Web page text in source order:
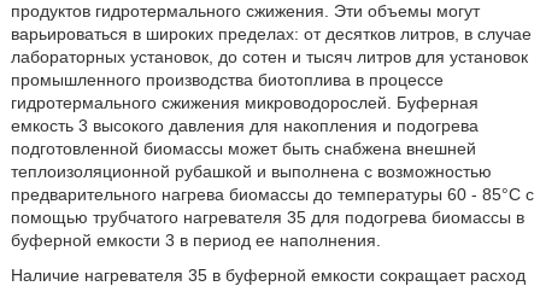
продуктов гидротермального сжижения. Эти объемы могут
варьироваться в широких пределах: от десятков литров, в случае
лабораторных установок, до сотен и тысяч литров для установок
промышленного производства биотоплива в процессе
гидротермального сжижения микроводорослей. Буферная
емкость 3 высокого давления для накопления и подогрева
подготовленной биомассы может быть снабжена внешней
теплоизоляционной рубашкой и выполнена с возможностью
предварительного нагрева биомассы до температуры 60 - 85°C с
помощью трубчатого нагревателя 35 для подогрева биомассы в
буферной емкости 3 в период ее наполнения.
Наличие нагревателя 35 в буферной емкости сокращает расход